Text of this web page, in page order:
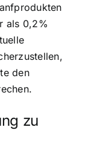
als 0,2%
den
zu